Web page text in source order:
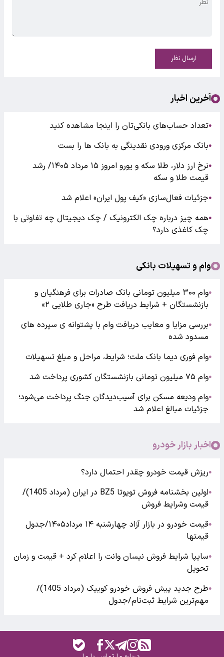
ارسال نظر
آخرین اخبار
●تعداد حساب‌های بانکی‌تان را اینجا مشاهده کنید
●بانک مرکزی ورودی نقدینگی به بانک ها را بست
●
نرخ ارز دلار، طلا سکه و یورو امروز ۱۵ مرداد ۱۴۰۵/ رشد
قیمت طلا و سکه
●جزئیات فعال‌سازی «کیف پول ایران» اعلام شد
●همه چیز درباره چک الکترونیک / چک دیجیتال چه تفاوتی با
چک کاغذی دارد؟
وام و تسهیلات بانکی
●
وام ۳۰۰ میلیون تومانی بانک صادرات برای فرهنگیان و
بازنشستگان + شرایط دریافت طرح «جاری طلایی ۲»
●بررسی مزایا و معایب دریافت وام با پشتوانه ی سپرده های
مسدود شده
●وام فوری دیما بانک ملت؛ شرایط، مراحل و مبلغ تسهیلات
●وام ۷۵ میلیون تومانی بازنشستگان کشوری پرداخت شد
●وام ودیعه مسکن برای آسیب‌دیدگان جنگ پرداخت می‌شود؛
جزئیات مبالغ اعلام شد
اخبار بازار خودرو
●ریزش قیمت خودرو چقدر احتمال دارد؟
●
اولین بخشنامه فروش تویوتا BZ5 در ایران (مرداد 1405)/
قیمت وشرایط فروش
●
قیمت خودرو در بازار آزاد چهارشنبه ۱۴ مرداد۱۴۰۵/جدول
قیمتها
●سایپا شرایط فروش نیسان وانت را اعلام کرد + قیمت و زمان
تحویل
●
طرح جدید پیش فروش خودرو کوییک (مرداد 1405)/
مهم‌ترین شرایط ثبت‌نام/جدول